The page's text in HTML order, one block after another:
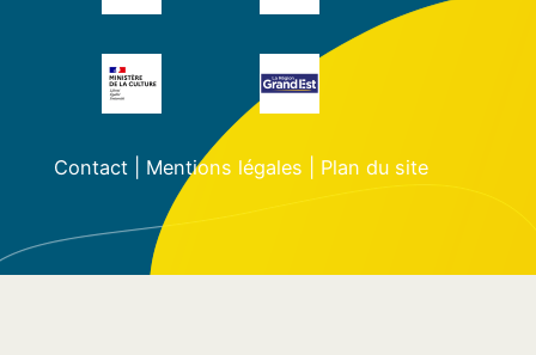
Contact| Mentions légales Plan du site